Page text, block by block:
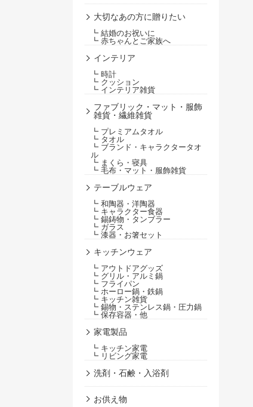
大切なあの方に贈りたい
┗ 結婚のお祝いに
┗ 赤ちゃんとご家族へ
インテリア
┗ 時計
┗ クッション
┗ インテリア雑貨
ファブリック・マット・服飾
雑貨・繊維雑貨
┗ プレミアムタオル
┗ タオル
┗ ブランド・キャラクタータオ
ル
┗ まくら・寝具
┗ 毛布・マット・服飾雑貨
テーブルウェア
┗ 和陶器・洋陶器
┗ キャラクター食器
┗ 錫鋳物・タンブラー
┗ ガラス
┗ 漆器・お箸セット
キッチンウェア
┗ アウトドアグッズ
┗ グリル・アルミ鍋
┗ フライパン
┗ ホーロー鍋・鉄鍋
┗ キッチン雑貨
┗ 錫物・ステンレス鍋・圧力鍋
┗ 保存容器・他
家電製品
┗ キッチン家電
┗ リビング家電
洗剤・石鹸・入浴剤
お供え物